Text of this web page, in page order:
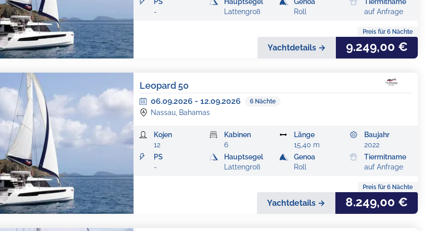
-
Lattengroß
Roll
auf Anfrage
Preis für 6 Nächte
Yachtdetails → 9.249,00 €
Leopard 50
06.09.2026 - 12.09.2026 6 Nächte
Nassau, Bahamas
Kojen
12
Kabinen
6
Länge
15,40 m
Baujahr
2022
PS
-
Hauptsegel
Lattengroß
Genoa
Roll
Tiermitname
auf Anfrage
Preis für 6 Nächte
Yachtdetails → 8.249,00 €